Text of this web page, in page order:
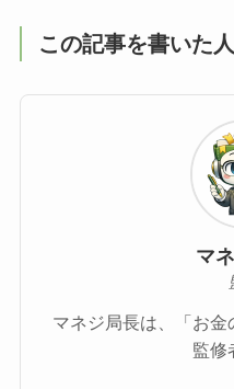
この記事を書いた人
マ
マネジ局長は、「お
監修